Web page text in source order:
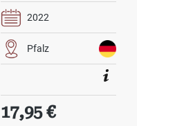
2022
Pfalz
Regulärer Preis:
17,95 €